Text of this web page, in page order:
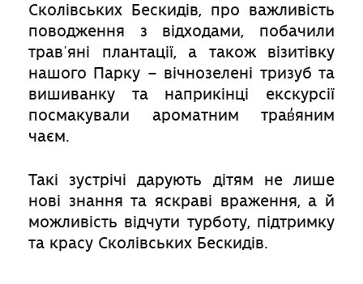
Сколівських Бескидів, про важливість
поводження з відходами, побачили
трав΄яні плантації, а також візитівку
нашого Парку – вічнозелені тризуб та
вишиванку та наприкінці екскурсії
посмакували ароматним трав̓яним
чаєм.
Такі зустрічі дарують дітям не лише
нові знання та яскраві враження, а й
можливість відчути турботу, підтримку
та красу Сколівських Бескидів.